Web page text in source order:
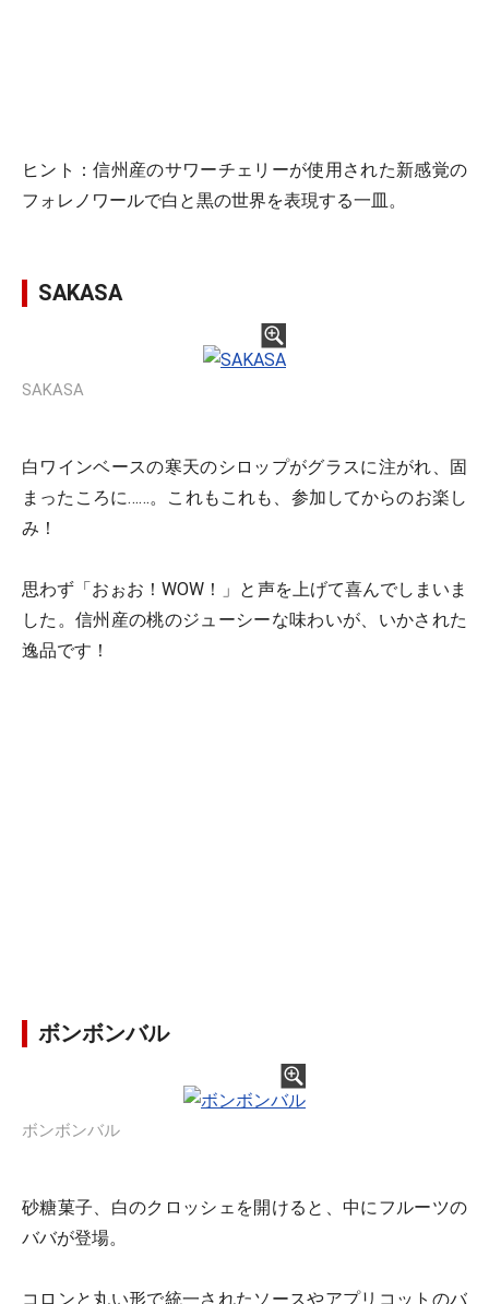
ヒント：信州産のサワーチェリーが使用された新感覚の
フォレノワールで白と黒の世界を表現する一皿。
SAKASA
SAKASA
白ワインベースの寒天のシロップがグラスに注がれ、固
まったころに……。これもこれも、参加してからのお楽し
み！
思わず「おぉお！WOW！」と声を上げて喜んでしまいま
した。信州産の桃のジューシーな味わいが、いかされた
逸品です！
ボンボンバル
ボンボンバル
砂糖菓子、白のクロッシェを開けると、中にフルーツの
ババが登場。
コロンと丸い形で統一されたソースやアプリコットのバ